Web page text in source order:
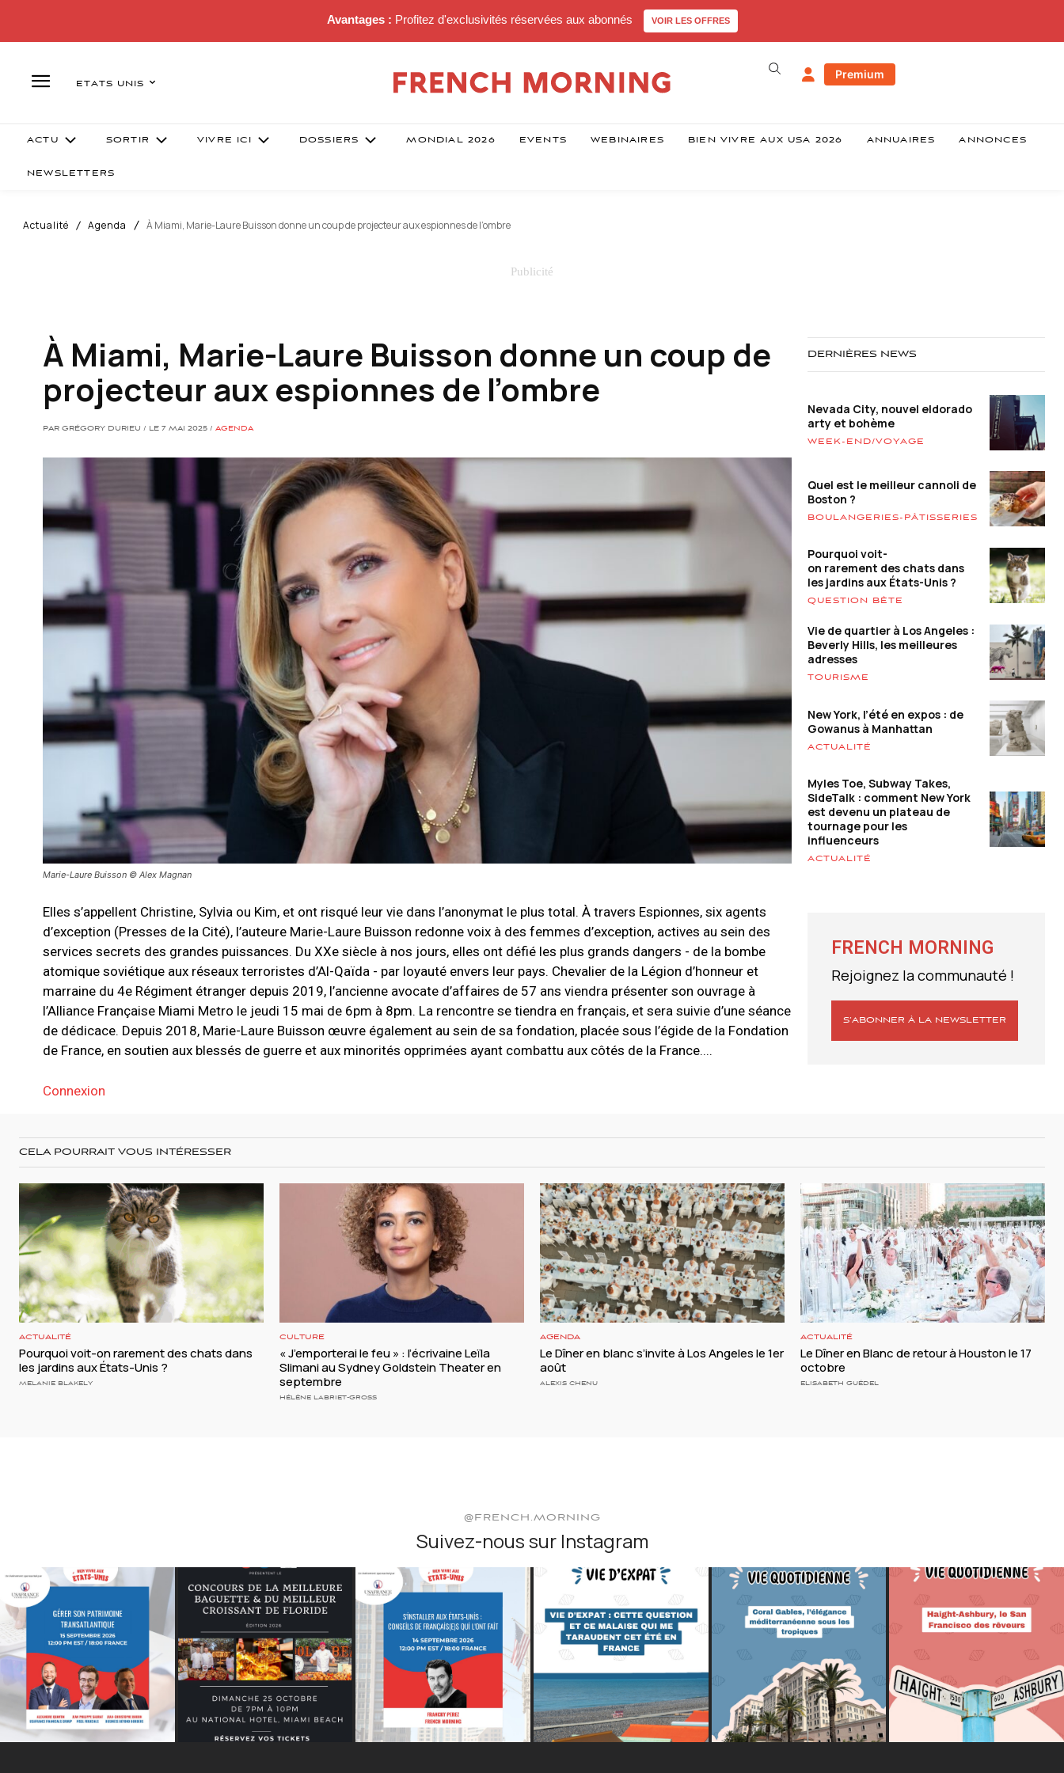
Avantages : Profitez d'exclusivités réservées aux abonnés VOIR LES OFFRES
ETATS UNIS
Premium
ACTU SORTIR VIVRE ICI DOSSIERS MONDIAL 2026 EVENTS WEBINAIRES BIEN VIVRE AUX USA 2026 ANNUAIRES ANNONCES
NEWSLETTERS
Actualité Agenda À Miami, Marie-Laure Buisson donne un coup de projecteur aux espionnes de l’ombre
À Miami, Marie-Laure Buisson donne un coup de
projecteur aux espionnes de l’ombre
PAR GRÉGORY DURIEU / LE 7 MAI 2025 / AGENDA
Marie-Laure Buisson © Alex Magnan
Elles s’appellent Christine, Sylvia ou Kim, et ont risqué leur vie dans l’anonymat le plus total. À travers Espionnes, six agents
d’exception (Presses de la Cité), l’auteure Marie-Laure Buisson redonne voix à des femmes d’exception, actives au sein des
services secrets des grandes puissances. Du XXe siècle à nos jours, elles ont défié les plus grands dangers - de la bombe
atomique soviétique aux réseaux terroristes d’Al-Qaïda - par loyauté envers leur pays. Chevalier de la Légion d’honneur et
marraine du 4e Régiment étranger depuis 2019, l’ancienne avocate d’affaires de 57 ans viendra présenter son ouvrage à
l’Alliance Française Miami Metro le jeudi 15 mai de 6pm à 8pm. La rencontre se tiendra en français, et sera suivie d’une séance
de dédicace. Depuis 2018, Marie-Laure Buisson œuvre également au sein de sa fondation, placée sous l’égide de la Fondation
de France, en soutien aux blessés de guerre et aux minorités opprimées ayant combattu aux côtés de la France....
Connexion
DERNIÈRES NEWS
Nevada City, nouvel eldorado
arty et bohème
WEEK-END/VOYAGE
Quel est le meilleur cannoli de
Boston ?
BOULANGERIES-PÂTISSERIES
Pourquoi voit-
on rarement des chats dans
les jardins aux États-Unis ?
QUESTION BÊTE
Vie de quartier à Los Angeles :
Beverly Hills, les meilleures
adresses
TOURISME
New York, l’été en expos : de
Gowanus à Manhattan
ACTUALITÉ
Myles Toe, Subway Takes,
SideTalk : comment New York
est devenu un plateau de
tournage pour les
influenceurs
ACTUALITÉ
FRENCH MORNING
Rejoignez la communauté !
S’ABONNER À LA NEWSLETTER
CELA POURRAIT VOUS INTÉRESSER
ACTUALITÉ
Pourquoi voit-on rarement des chats dans
les jardins aux États-Unis ?
MELANIE BLAKELY
CULTURE
« J’emporterai le feu » : l’écrivaine Leïla
Slimani au Sydney Goldstein Theater en
septembre
HÉLÈNE LABRIET-GROSS
AGENDA
Le Dîner en blanc s’invite à Los Angeles le 1er
août
ALEXIS CHENU
ACTUALITÉ
Le Dîner en Blanc de retour à Houston le 17
octobre
ELISABETH GUÉDEL
@FRENCH.MORNING
Suivez-nous sur Instagram